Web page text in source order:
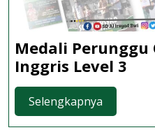
Medali Perunggu
Inggris Level 3
Selengkapnya